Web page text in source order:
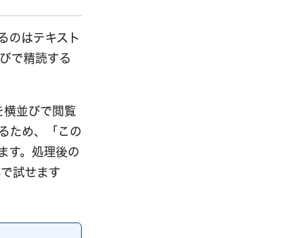
のはテキスト
で精読する
横並びで閲覧
ため、「この
す。処理後の
試せます